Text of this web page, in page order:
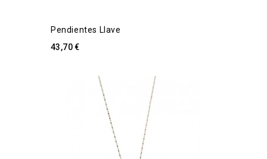
Pendientes Llave
43,70 €